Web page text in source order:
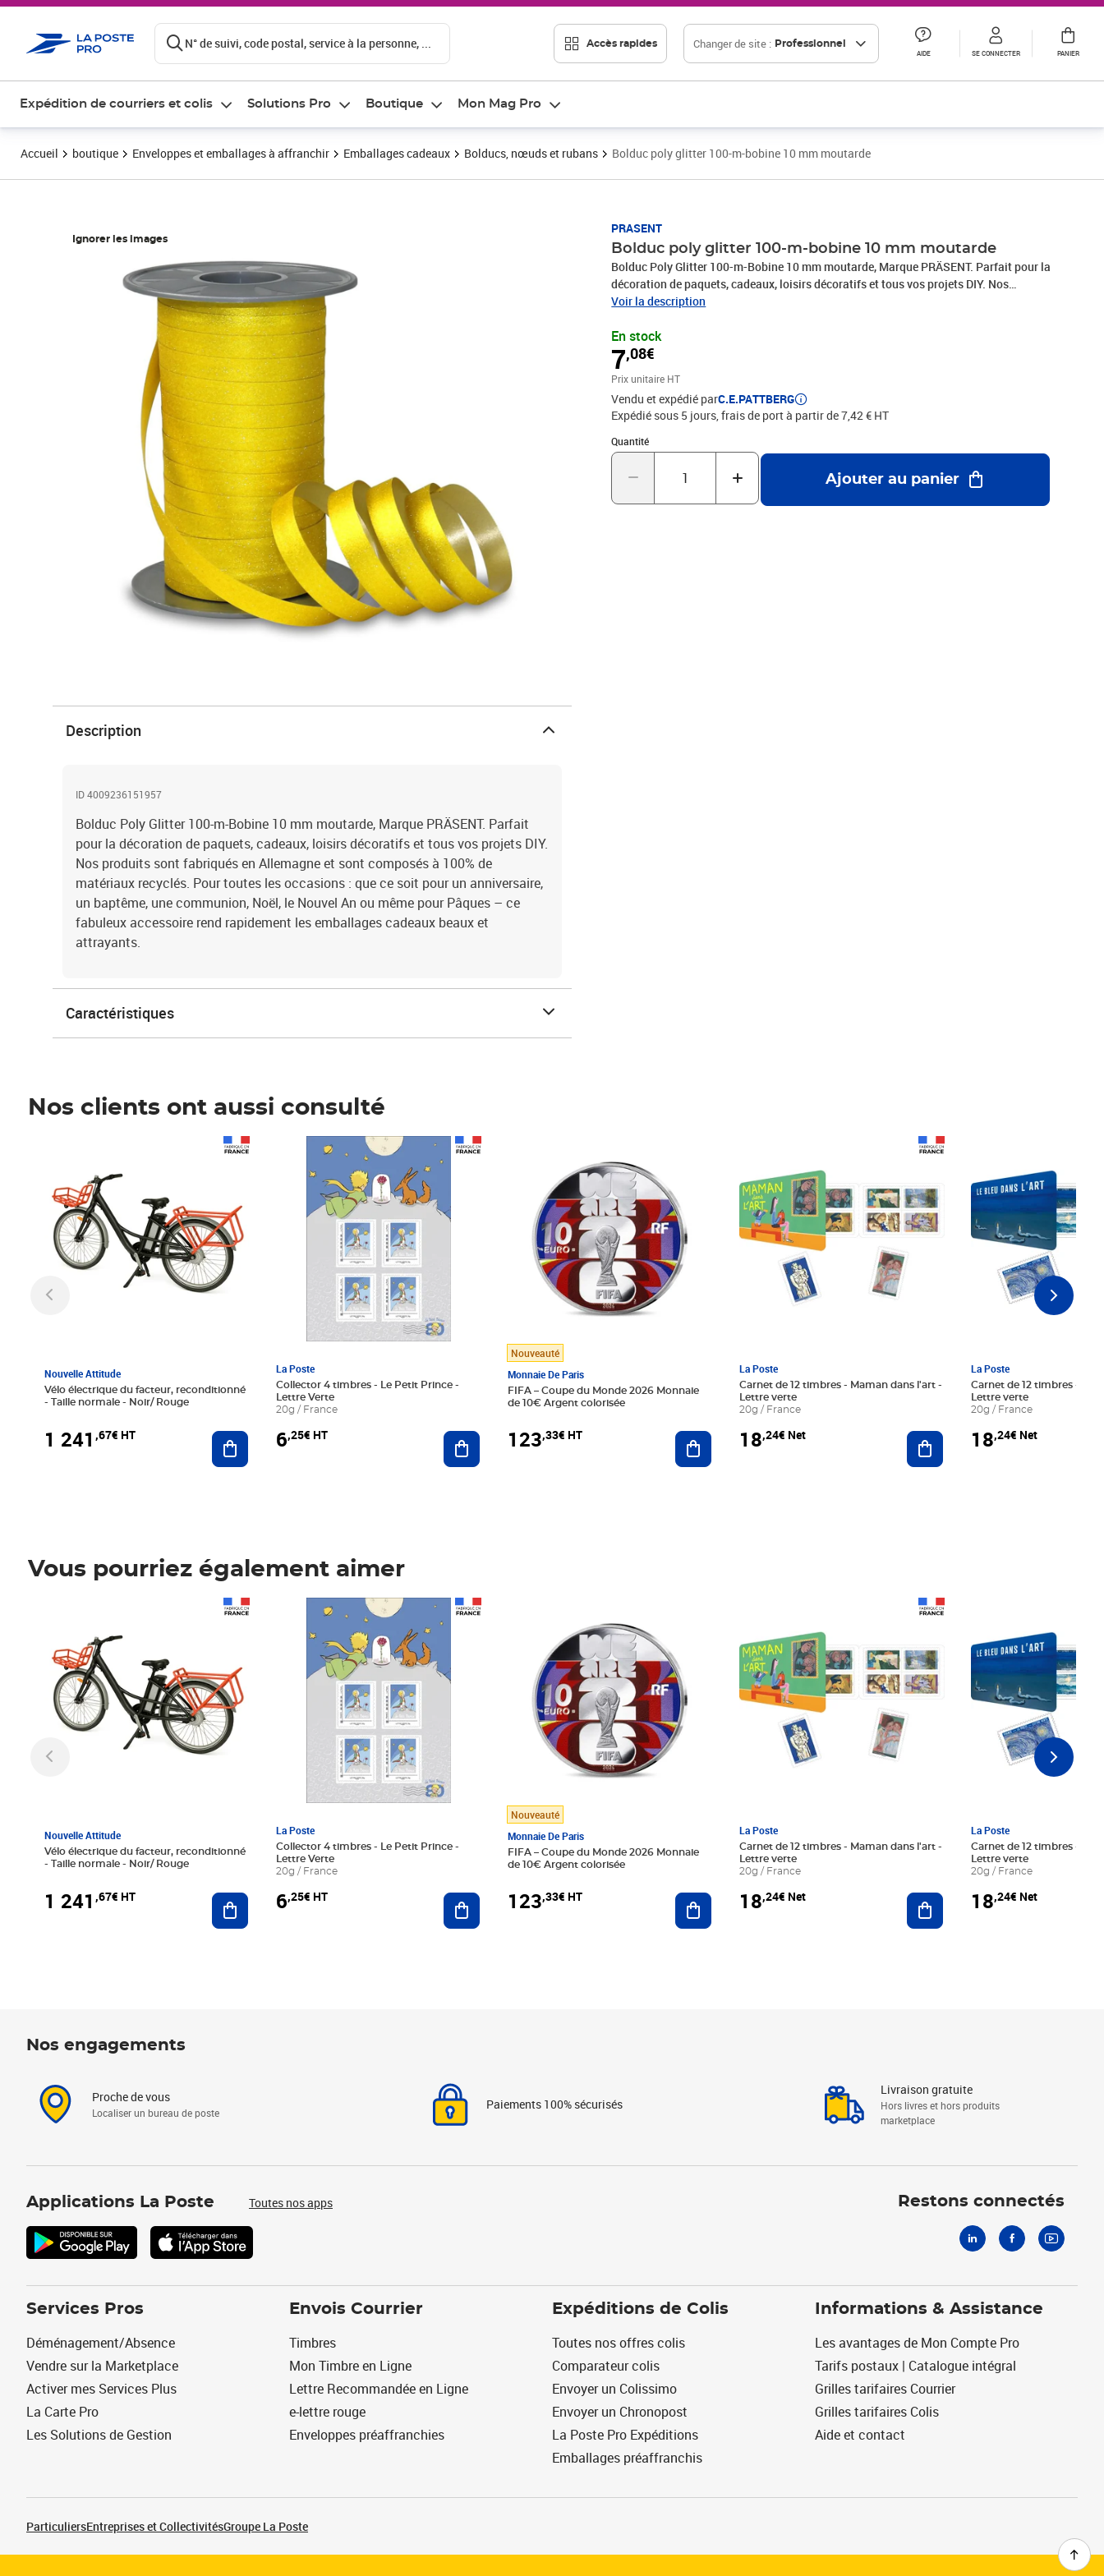
N° de suivi, code postal, service à la personne, ... Accès rapides Changer de site : Professionnel
AIDE SE CONNECTER PANIER
Expédition de courriers et colis Solutions Pro Boutique Mon Mag Pro
Accueil boutique Enveloppes et emballages à affranchir Emballages cadeaux Bolducs, nœuds et rubans Bolduc poly glitter 100-m-bobine 10 mm moutarde
Ignorer les images
PRASENT
Bolduc poly glitter 100-m-bobine 10 mm moutarde
Bolduc Poly Glitter 100-m-Bobine 10 mm moutarde, Marque PRÄSENT. Parfait pour la
décoration de paquets, cadeaux, loisirs décoratifs et tous vos projets DIY. Nos
produits sont fabriqués en Allemagne et sont composés à 100% de matériaux
une communion, Noël, le Nouvel An ou même pour Pâques – ce fabuleux accessoire
rend rapidement les emballages cadeaux beaux et attrayants.
Voir la description
En stock
7,08€
Prix 7,08€
Prix unitaire HT
Vendu et expédié parC.E.PATTBERG
Expédié sous 5 jours, frais de port à partir de 7,42 € HT
Quantité
Quantité : 1
Ajouter au panier
Description
ID 4009236151957
Bolduc Poly Glitter 100-m-Bobine 10 mm moutarde, Marque PRÄSENT. Parfait
pour la décoration de paquets, cadeaux, loisirs décoratifs et tous vos projets DIY.
Nos produits sont fabriqués en Allemagne et sont composés à 100% de
matériaux recyclés. Pour toutes les occasions : que ce soit pour un anniversaire,
un baptême, une communion, Noël, le Nouvel An ou même pour Pâques – ce
fabuleux accessoire rend rapidement les emballages cadeaux beaux et
attrayants.
Caractéristiques
Nos clients ont aussi consulté
Nouvelle Attitude
Vélo électrique du facteur, reconditionné
- Taille normale - Noir/ Rouge
1 241 ,67€ HT Ajouter au panier
La Poste
Collector 4 timbres - Le Petit Prince -
Lettre Verte
20g / France
6,25€ HT
Prix 6,25€ HT
Ajouter au panier
Nouveauté
Monnaie De Paris
FIFA – Coupe du Monde 2026 Monnaie
de 10€ Argent colorisée
123,33€ HT Ajouter au panier
La Poste
Carnet de 12 timbres - Maman dans l'art -
Lettre verte
20g / France
18,24€ Net Ajouter au panier
La Poste
Carnet de 12 timbres - Le
Lettre verte
20g / France
18,24€ Net
Vous pourriez également aimer
Nouvelle Attitude
Vélo électrique du facteur, reconditionné
- Taille normale - Noir/ Rouge
1 241 ,67€ HT Ajouter au panier
La Poste
Collector 4 timbres - Le Petit Prince -
Lettre Verte
20g / France
6,25€ HT
Prix 6,25€ HT
Ajouter au panier
Nouveauté
Monnaie De Paris
FIFA – Coupe du Monde 2026 Monnaie
de 10€ Argent colorisée
123,33€ HT Ajouter au panier
La Poste
Carnet de 12 timbres - Maman dans l'art -
Lettre verte
20g / France
18,24€ Net Ajouter au panier
La Poste
Carnet de 12 timbres - Le
Lettre verte
20g / France
18,24€ Net
Nos engagements
Proche de vous
Localiser un bureau de poste
Paiements 100% sécurisés
Livraison gratuite
Hors livres et hors produits
marketplace
Applications La Poste Toutes nos apps Restons connectés
Services Pros
Déménagement/Absence
Vendre sur la Marketplace
Activer mes Services Plus
La Carte Pro
Les Solutions de Gestion
Envois Courrier
Timbres
Mon Timbre en Ligne
Lettre Recommandée en Ligne
e-lettre rouge
Enveloppes préaffranchies
Expéditions de Colis
Toutes nos offres colis
Comparateur colis
Envoyer un Colissimo
Envoyer un Chronopost
La Poste Pro Expéditions
Emballages préaffranchis
Informations & Assistance
Les avantages de Mon Compte Pro
Tarifs postaux | Catalogue intégral
Grilles tarifaires Courrier
Grilles tarifaires Colis
Aide et contact
ParticuliersEntreprises et CollectivitésGroupe La Poste